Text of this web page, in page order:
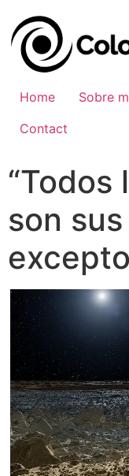
Home Sobre
Contact
“Todos
son